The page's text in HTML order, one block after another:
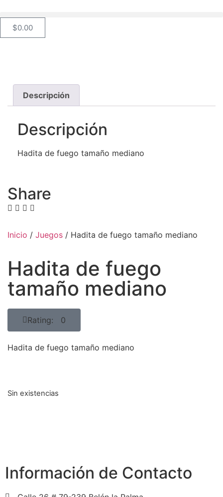
$0.00
Inicio / Juegos / Hadita de fuego tamaño mediano
Hadita de fuego
tamaño mediano
Rating: 0
Hadita de fuego tamaño mediano
Sin existencias
Descripción
Descripción
Hadita de fuego tamaño mediano
Share
Información de Contacto